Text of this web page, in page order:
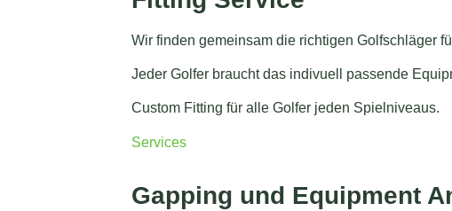
Wir finden gemeinsam die richtigen Golfschläger
Jeder Golfer braucht das indivuell passende
Custom Fitting für alle Golfer jeden Spielniveaus.
Services
Gapping und Equipment